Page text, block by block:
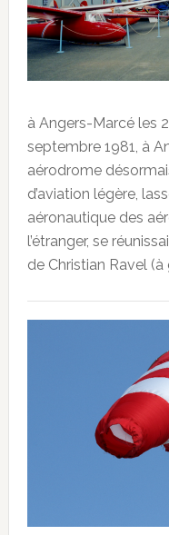
à Angers-Marcé les
septembre 1981, à
aérodrome
d’aviation légère,
aéronautique des
l’étranger, se
de Christian Ravel